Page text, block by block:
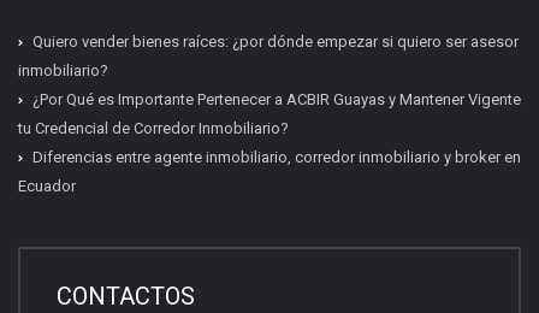
Quiero vender bienes raíces: ¿por dónde empezar si quiero ser asesor
inmobiliario?
¿Por Qué es Importante Pertenecer a ACBIR Guayas y Mantener Vigente
tu Credencial de Corredor Inmobiliario?
Diferencias entre agente inmobiliario, corredor inmobiliario y broker en
Ecuador
CONTACTOS